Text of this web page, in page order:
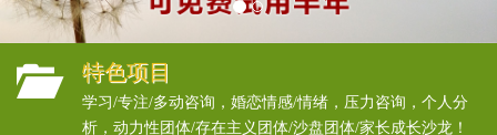
特色项目
学习/专注/多动咨询，婚恋情感/情绪，压力咨询，个人分
析，动力性团体/存在主义团体/沙盘团体/家长成长沙龙！